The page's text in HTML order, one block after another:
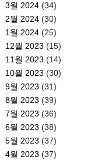
3월 2024(34)
2월 2024(30)
1월 2024(25)
12월 2023 (15)
11월 2023 (14)
10월 2023 (30)
9월 2023 (31)
8월 2023 (39)
7월 2023 (36)
6월 2023 (38)
5월 2023 (37)
4월 2023 (37)